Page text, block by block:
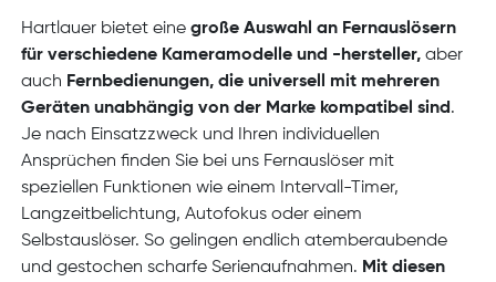
Hartlauer bietet eine große Auswahl an Fernauslösern
für verschiedene Kameramodelle und -hersteller,aber
auch Fernbedienungen, die universell mit mehreren
Geräten unabhängig von der Marke kompatibel sind .
Je nach Einsatzzweck und Ihren individuellen
Ansprüchen finden Sie bei uns Fernauslöser mit
speziellen Funktionen wie einem Intervall-Timer,
Langzeitbelichtung, Autofokus oder einem
Selbstauslöser. So gelingen endlich atemberaubende
und gestochen scharfe Serienaufnahmen. Mit diesen